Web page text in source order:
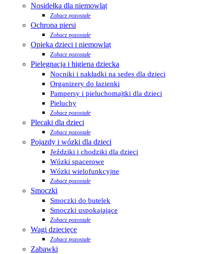
Nosidełka dla niemowląt
Zobacz pozostałe
Ochrona piersi
Zobacz pozostałe
Opieka dzieci i niemowląt
Zobacz pozostałe
Pielęgnacja i higiena dziecka
Nocniki i nakładki na sedes dla dzieci
Organizery do łazienki
Pampersy i pieluchomajtki dla dzieci
Pieluchy
Zobacz pozostałe
Plecaki dla dzieci
Zobacz pozostałe
Pojazdy i wózki dla dzieci
Jeździki i chodziki dla dzieci
Wózki spacerowe
Wózki wielofunkcyjne
Zobacz pozostałe
Smoczki
Smoczki do butelek
Smoczki uspokajające
Zobacz pozostałe
Wagi dziecięce
Zobacz pozostałe
Zabawki